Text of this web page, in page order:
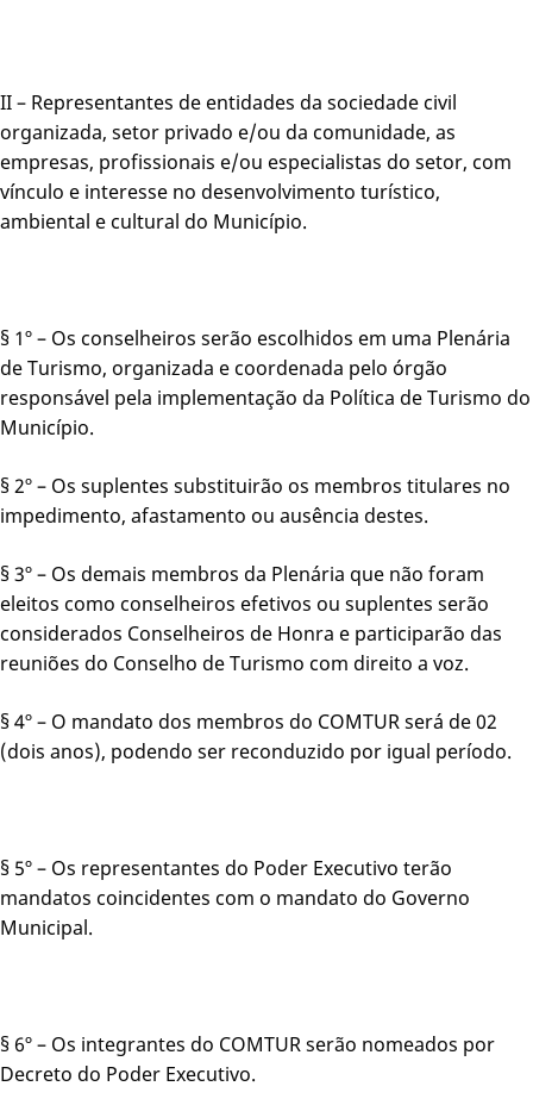
II – Representantes de entidades da sociedade civil
organizada, setor privado e/ou da comunidade, as
empresas, profissionais e/ou especialistas do setor, com
vínculo e interesse no desenvolvimento turístico,
ambiental e cultural do Município.
§ 1º – Os conselheiros serão escolhidos em uma Plenária
de Turismo, organizada e coordenada pelo órgão
responsável pela implementação da Política de Turismo do
Município.
§ 2º – Os suplentes substituirão os membros titulares no
impedimento, afastamento ou ausência destes.
§ 3º – Os demais membros da Plenária que não foram
eleitos como conselheiros efetivos ou suplentes serão
considerados Conselheiros de Honra e participarão das
reuniões do Conselho de Turismo com direito a voz.
§ 4º – O mandato dos membros do COMTUR será de 02
(dois anos), podendo ser reconduzido por igual período.
§ 5º – Os representantes do Poder Executivo terão
mandatos coincidentes com o mandato do Governo
Municipal.
§ 6º – Os integrantes do COMTUR serão nomeados por
Decreto do Poder Executivo.